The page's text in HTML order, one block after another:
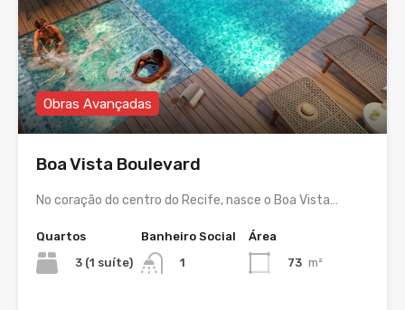
Obras Avançadas
Boa Vista Boulevard
No coração do centro do Recife, nasce o Boa Vista…
Quartos
3 (1 suíte)
Banheiro Social
1
Área
73 m²